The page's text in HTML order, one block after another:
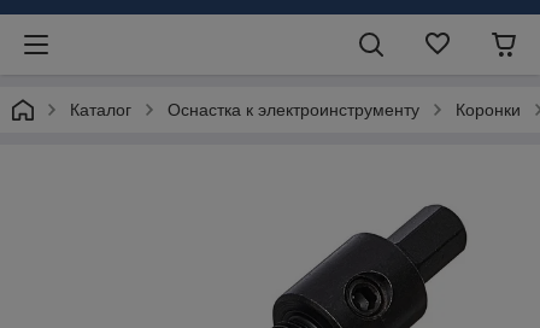
Каталог Оснастка к электроинструменту Коронки